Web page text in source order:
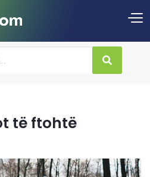
të ftohtë